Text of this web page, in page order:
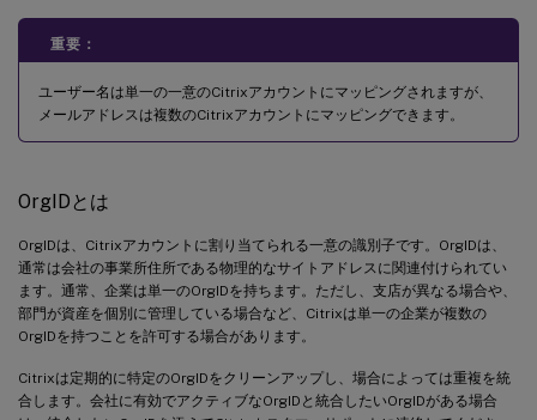
重要：
ユーザー名は単一の一意のCitrixアカウントにマッピングされますが、
メールアドレスは複数のCitrixアカウントにマッピングできます。
OrgIDとは
OrgIDは、Citrixアカウントに割り当てられる一意の識別子です。OrgIDは、
通常は会社の事業所住所である物理的なサイトアドレスに関連付けられてい
ます。通常、企業は単一のOrgIDを持ちます。ただし、支店が異なる場合や、
部門が資産を個別に管理している場合など、Citrixは単一の企業が複数の
OrgIDを持つことを許可する場合があります。
Citrixは定期的に特定のOrgIDをクリーンアップし、場合によっては重複を統
合します。会社に有効でアクティブなOrgIDと統合したいOrgIDがある場合